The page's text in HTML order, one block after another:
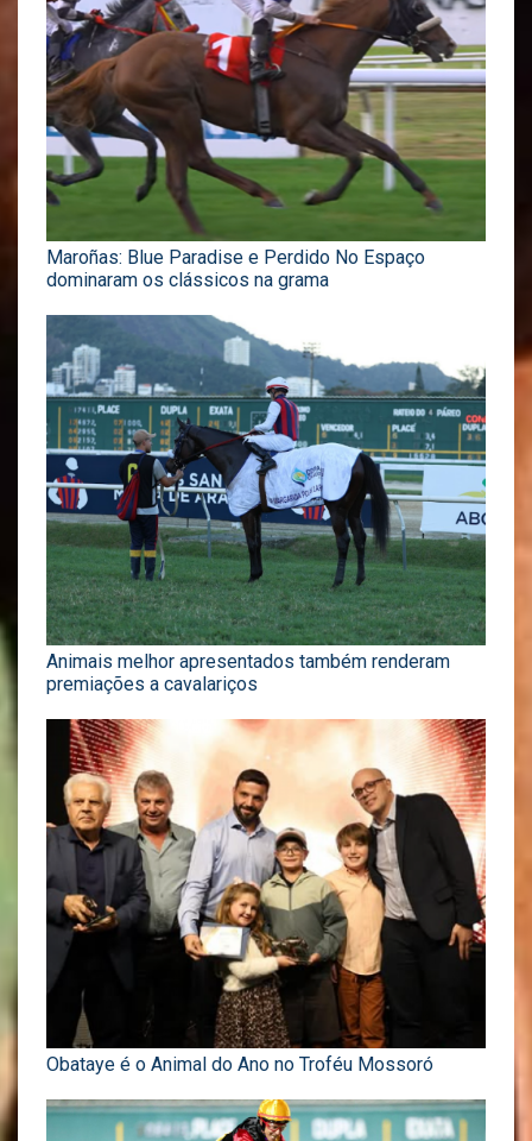
Maroñas: Blue Paradise e Perdido No Espaço
dominaram os clássicos na grama
Animais melhor apresentados também renderam
premiações a cavalariços
Obataye é o Animal do Ano no Troféu Mossoró